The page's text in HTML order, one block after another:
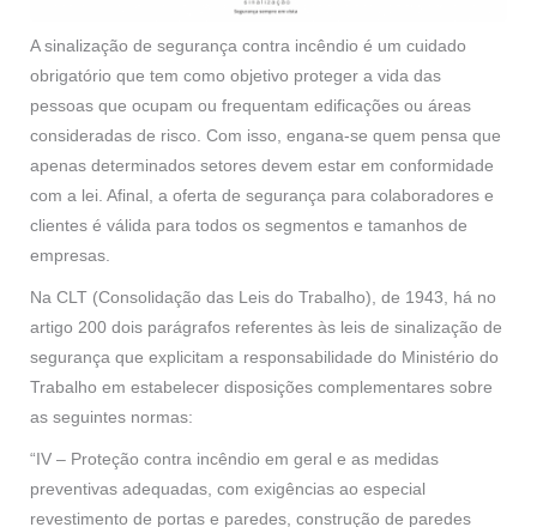
A sinalização de segurança contra incêndio é um cuidado
obrigatório que tem como objetivo proteger a vida das
pessoas que ocupam ou frequentam edificações ou áreas
consideradas de risco. Com isso, engana-se quem pensa que
apenas determinados setores devem estar em conformidade
com a lei. Afinal, a oferta de segurança para colaboradores e
clientes é válida para todos os segmentos e tamanhos de
empresas.
Na CLT (Consolidação das Leis do Trabalho), de 1943, há no
artigo 200 dois parágrafos referentes às leis de sinalização de
segurança que explicitam a responsabilidade do Ministério do
Trabalho em estabelecer disposições complementares sobre
as seguintes normas:
“IV – Proteção contra incêndio em geral e as medidas
preventivas adequadas, com exigências ao especial
revestimento de portas e paredes, construção de paredes